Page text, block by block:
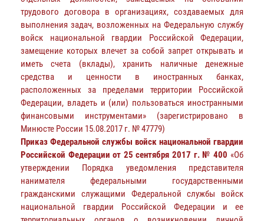
трудового договора в организациях, создаваемых для
выполнения задач, возложенных на Федеральную службу
войск национальной гвардии Российской Федерации,
замещение которых влечет за собой запрет открывать и
иметь счета (вклады), хранить наличные денежные
средства и ценности в иностранных банках,
расположенных за пределами территории Российской
Федерации, владеть и (или) пользоваться иностранными
финансовыми инструментами» (зарегистрировано в
Минюсте России 15.08.2017 г. № 47779)
Приказ Федеральной службы войск национальной гвардии
Российской Федерации от 25 сентября 2017 г. № 400 «Об
утверждении Порядка уведомления представителя
нанимателя федеральными государственными
гражданскими служащими Федеральной службы войск
национальной гвардии Российской Федерации и ее